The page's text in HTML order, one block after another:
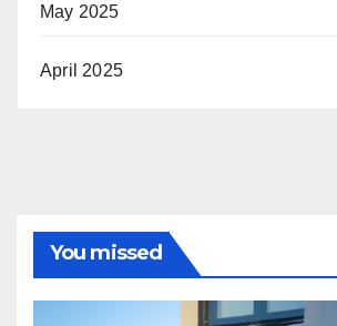
May 2025
April 2025
You missed